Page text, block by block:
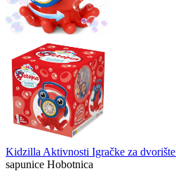
Kidzilla Aktivnosti Igračke za dvorište
sapunice Hobotnica